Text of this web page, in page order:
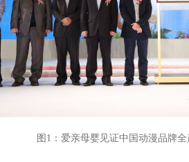
图1：爱亲母婴见证中国动漫品牌